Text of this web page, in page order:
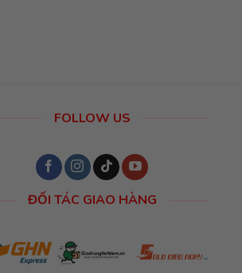
FOLLOW US
ĐỐI TÁC GIAO HÀNG